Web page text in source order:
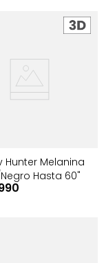
Hunter Melanina
Hasta 60"